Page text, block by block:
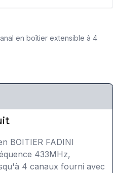
en boîtier extensible à 4
BOITIER FADINI
433MHz,
4 canaux fourni avec